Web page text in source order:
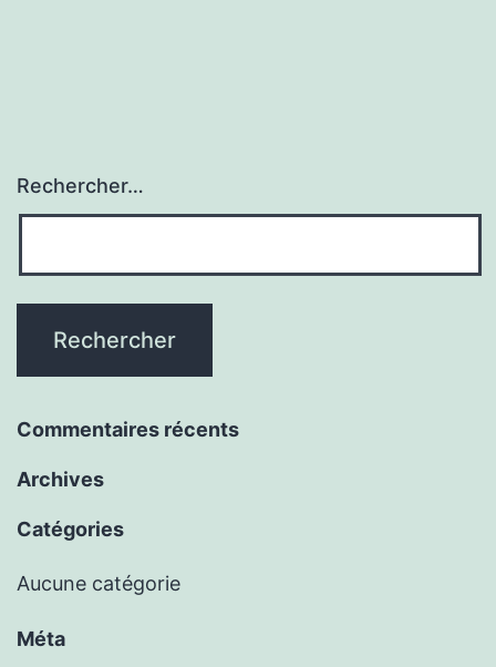
Rechercher…
Commentaires récents
Archives
Catégories
Aucune catégorie
Méta